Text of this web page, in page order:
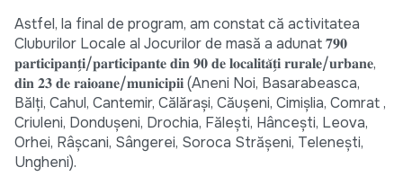
Astfel, la final de program, am constat că activitatea
Cluburilor Locale al Jocurilor de masă a adunat 𝟕𝟗𝟎
𝐩𝐚𝐫𝐭𝐢𝐜𝐢𝐩𝐚𝐧𝐭̗𝐢/𝐩𝐚𝐫𝐭𝐢𝐜𝐢𝐩𝐚𝐧𝐭𝐞 𝐝𝐢𝐧 𝟗𝟎 𝐝𝐞 𝐥𝐨𝐜𝐚𝐥𝐢𝐭𝐚̆𝐭̗𝐢 𝐫𝐮𝐫𝐚𝐥𝐞/𝐮𝐫𝐛𝐚𝐧𝐞,
𝐝𝐢𝐧 𝟐𝟑 𝐝𝐞 𝐫𝐚𝐢𝐨𝐚𝐧𝐞/𝐦𝐮𝐧𝐢𝐜𝐢𝐩𝐢𝐢 (Aneni Noi, Basarabeasca,
Bălți, Cahul, Cantemir, Călărași, Căușeni, Cimișlia, Comrat ,
Criuleni, Dondușeni, Drochia, Fălești, Hâncești, Leova,
Orhei, Râșcani, Sângerei, Soroca Strășeni, Telenești,
Ungheni).